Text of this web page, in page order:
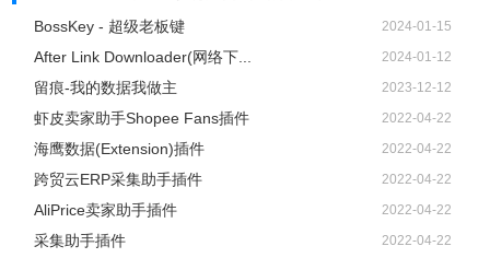
BossKey - 超级老板键 2024-01-15
After Link Downloader(网络下... 2024-01-12
留痕-我的数据我做主 2023-12-12
虾皮卖家助手Shopee Fans插件 2022-04-22
海鹰数据(Extension)插件 2022-04-22
跨贸云ERP采集助手插件 2022-04-22
AliPrice卖家助手插件 2022-04-22
采集助手插件 2022-04-22